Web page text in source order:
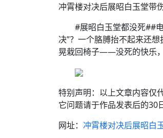
冲霄楼对决后展昭白玉堂带
#展昭白玉堂都没死##电
决”？一个胳膊抬不起来还
晃栽回椅子——没死的快乐
特别声明：以上文章内容仅
它问题请于作品发表后的30
网址： 冲霄楼对决后展昭白